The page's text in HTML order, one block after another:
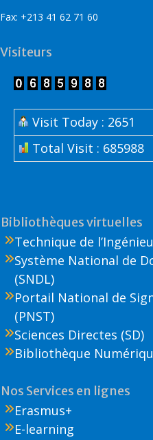
Fax: +213 41 62 71 60
Visiteurs
Visit Today : 2651
Total Visit : 685988
Bibliothèques virtuelles
Technique de
Système National de
(SNDL)
Portail National de
(PNST)
Sciences Directes (SD)
Bibliothèque
Nos Services en lignes
Erasmus+
E-learning